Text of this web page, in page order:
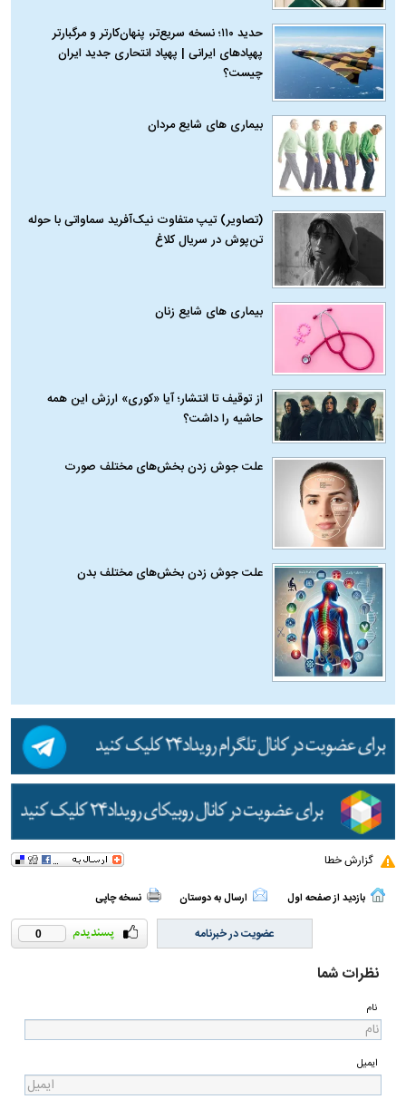
حدید ۱۱۰؛ نسخه سریع‌تر، پنهان‌کارتر و مرگبارتر
پهپادهای ایرانی | پهپاد انتحاری جدید ایران
چیست؟
بیماری‌ های شایع مردان
(تصاویر) تیپ متفاوت نیک‌آفرید سماواتی با حوله
تن‌پوش در سریال کلاغ
بیماری‌ های شایع زنان
از توقیف تا انتشار؛ آیا «کوری» ارزش این همه
حاشیه را داشت؟
علت جوش زدن بخش‌های مختلف صورت
علت جوش زدن بخش‌های مختلف بدن
گزارش خطا
بازدید از صفحه اول ارسال به دوستان نسخه چاپی
0 عضویت در خبرنامه
نظرات شما
نام
ایمیل